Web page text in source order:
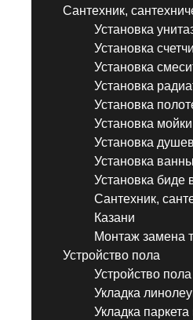
Сантехник,
Установка
Установка
Установка
Установка
Установка
Установка
Установка
Установка
Установка биде
Сантехник,
Казани
Монтаж замена
Устройство пола
Устройство
Укладка
Укладка паркета